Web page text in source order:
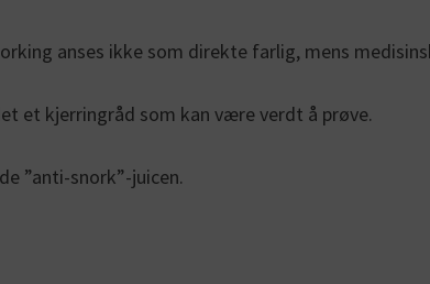
anses ikke som direkte farlig, mens
et kjerringråd som kan være verdt å prøve.
”anti-snork”-juicen.